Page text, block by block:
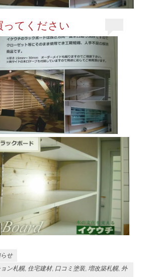
ってください
せ
ン札幌, 住宅建材, 口コミ塗装,増改築札幌, 外